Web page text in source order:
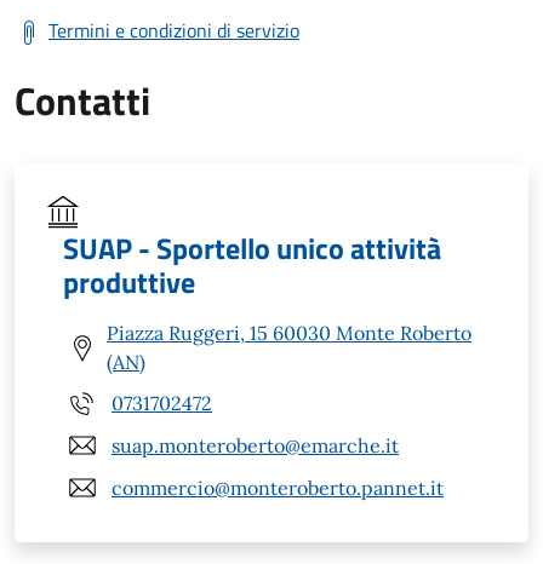
Termini e condizioni di servizio
Contatti
SUAP - Sportello unico attività
produttive
Piazza Ruggeri, 15 60030 Monte Roberto
(AN)
0731702472
suap.monteroberto@emarche.it
commercio@monteroberto.pannet.it